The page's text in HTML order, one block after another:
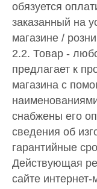
обязуется
заказанный на
магазине /
2.2. Товар -
предлагает к
магазина с
снабжены его
сведения об
гарантийные
Действующая
сайте